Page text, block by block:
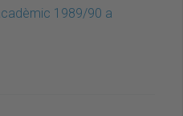
1989/90 a